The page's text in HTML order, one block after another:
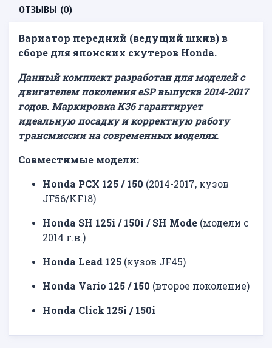
ОТЗЫВЫ (0)
Вариатор передний (ведущий шкив) в
сборе для японских скутеров Honda.
Данный комплект разработан для моделей с
двигателем поколенияeSPвыпуска 2014-2017
годов. МаркировкаK36гарантирует
идеальную посадку и корректную работу
трансмиссии на современных моделях.
Совместимые модели:
Honda PCX 125 / 150 (2014-2017, кузов
JF56/KF18)
Honda SH 125i / 150i / SH Mode (модели с
2014 г.в.)
Honda Lead 125 (кузов JF45)
Honda Vario 125 / 150 (второе поколение)
Honda Click 125i / 150i